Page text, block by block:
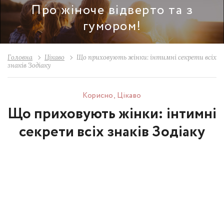
Про жіноче відверто та з
гумором!
Головна Цікаво
Що приховують жінки: інтимні секрети всіх
знаків Зодіаку
Корисно, Цікаво
Що приховують жінки: інтимні
секрети всіх знаків Зодіаку